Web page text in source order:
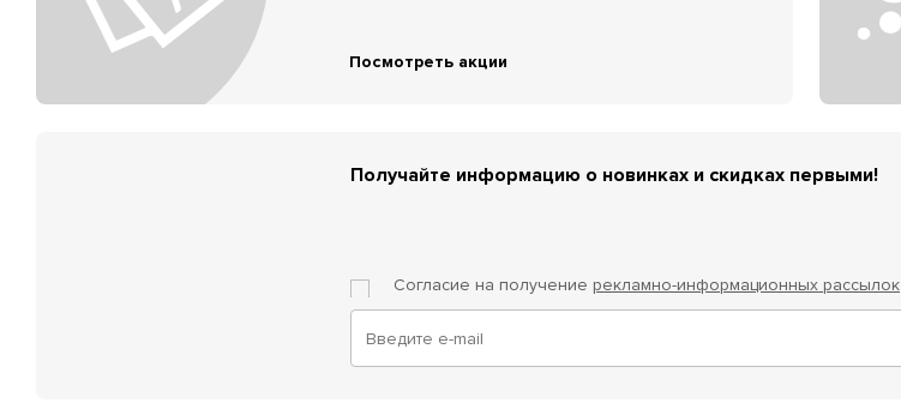
Посмотреть акции
Получайте информацию о новинках и скидках первыми!
Согласие на получение рекламно-информационных рассылок